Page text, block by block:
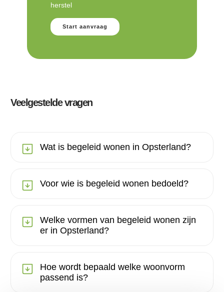
herstel
Start aanvraag
Veelgestelde vragen
Wat is begeleid wonen in Opsterland?
Voor wie is begeleid wonen bedoeld?
Welke vormen van begeleid wonen zijn
er in Opsterland?
Hoe wordt bepaald welke woonvorm
passend is?